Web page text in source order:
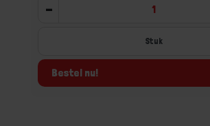
-
Stuk
Bestel nu!